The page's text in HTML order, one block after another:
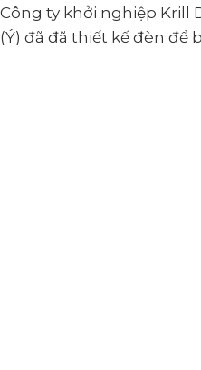
Công ty khởi nghiệp Krill
(Ý) đã đã thiết kế đèn để